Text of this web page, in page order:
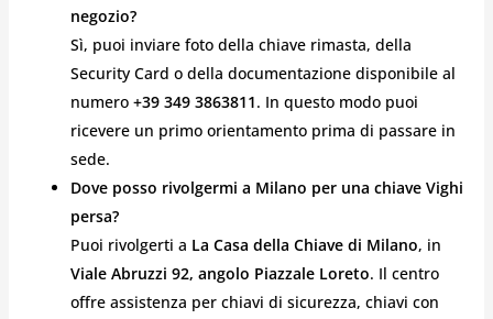
negozio?
Sì, puoi inviare foto della chiave rimasta, della
Security Card o della documentazione disponibile al
numero +39 349 3863811. In questo modo puoi
ricevere un primo orientamento prima di passare in
sede.
Dove posso rivolgermi a Milano per una chiave Vighi
persa?
Puoi rivolgerti a La Casa della Chiave di Milano, in
Viale Abruzzi 92, angolo Piazzale Loreto. Il centro
offre assistenza per chiavi di sicurezza, chiavi con